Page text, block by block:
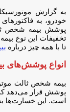
به گزارش
خودرو، به
پوشش بیمه شخص
تخفیفات این نوع
تا با همه چیز درباره
انواع پوشش‌های
بیمه شخص ثالث
پوشش قرار می‌دهد
است. این خسارت‌ها